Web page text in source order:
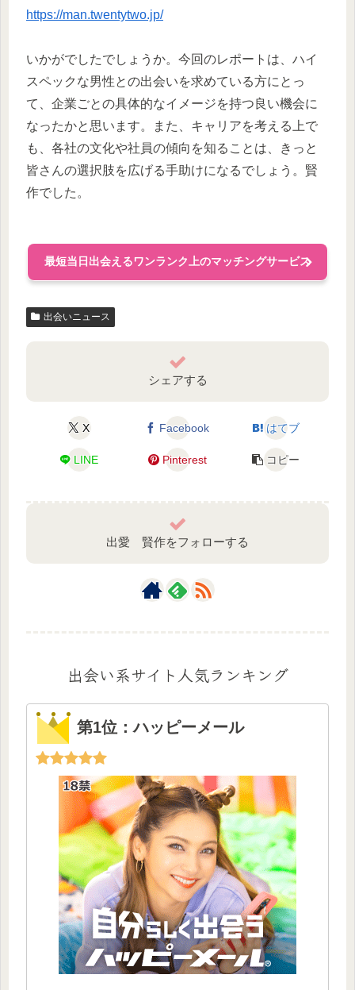
https://man.twentytwo.jp/
いかがでしたでしょうか。今回のレポートは、ハイ
スペックな男性との出会いを求めている方にとっ
て、企業ごとの具体的なイメージを持つ良い機会に
なったかと思います。また、キャリアを考える上で
も、各社の文化や社員の傾向を知ることは、きっと
皆さんの選択肢を広げる手助けになるでしょう。賢
作でした。
最短当日出会えるワンランク上のマッチングサービス
出会いニュース
シェアする
X Facebook はてブ
LINE Pinterest コピー
出愛 賢作をフォローする
出会い系サイト人気ランキング
第1位：ハッピーメール